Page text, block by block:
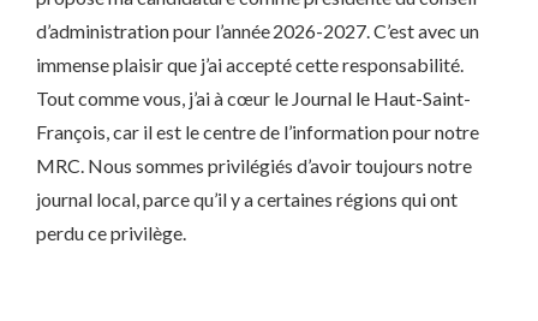
d’administration pour l’année 2026-2027. C’est avec un
immense plaisir que j’ai accepté cette responsabilité.
Tout comme vous, j’ai à cœur le Journal le Haut-Saint-
François, car il est le centre de l’information pour notre
MRC. Nous sommes privilégiés d’avoir toujours notre
journal local, parce qu’il y a certaines régions qui ont
perdu ce privilège.